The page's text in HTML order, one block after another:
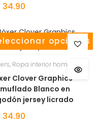
34.90
opciones
, Ropa interior hombre
Clover Graphics
Blanco en
jersey licrado
34.90